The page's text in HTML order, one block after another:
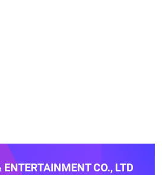
CO., LTD